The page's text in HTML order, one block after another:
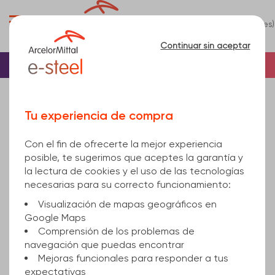
(es)
Inicio Viga Viga I
IPN 220 (220x98) Standard 6100
Continuar sin aceptar
Tu experiencia de compra
Con el fin de ofrecerte la mejor experiencia
posible, te sugerimos que aceptes la garantía y
la lectura de cookies y el uso de las tecnologías
necesarias para su correcto funcionamiento:
Visualización de mapas geográficos en
Google Maps
Comprensión de los problemas de
navegación que puedas encontrar
Mejoras funcionales para responder a tus
expectativas